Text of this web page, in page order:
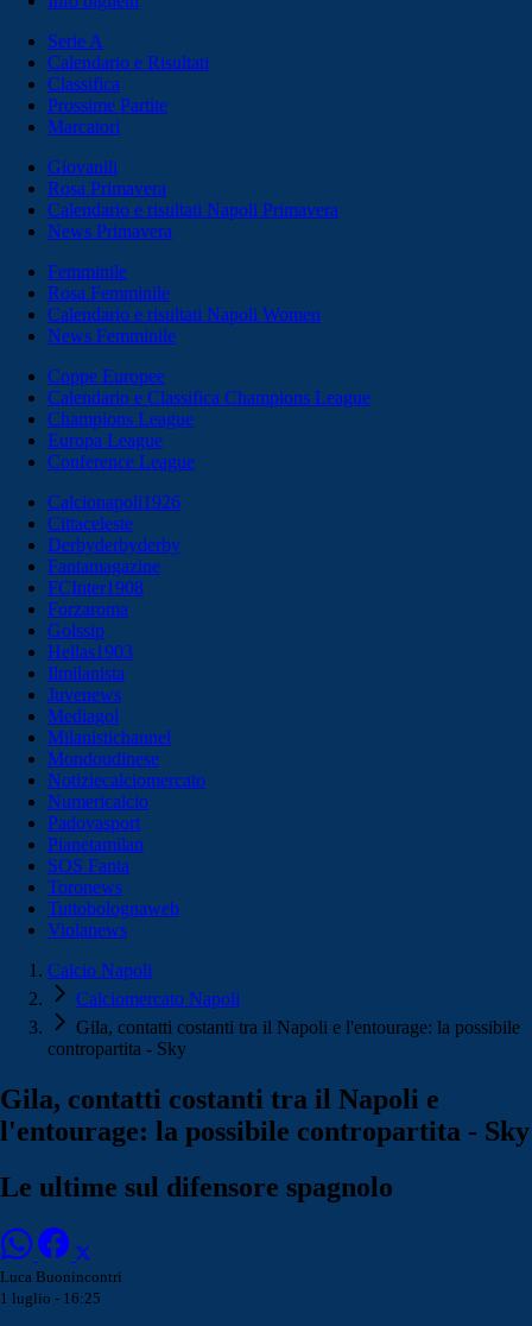
Serie A
Calendario e Risultati
Classifica
Prossime Partite
Marcatori
Giovanili
Rosa Primavera
Calendario e risultati Napoli Primavera
News Primavera
Femminile
Rosa Femminile
Calendario e risultati Napoli Women
News Femminile
Coppe Europee
Calendario e Classifica Champions League
Champions League
Europa League
Conference League
Calcionapoli1926
Cittaceleste
Derbyderbyderby
Fantamagazine
FCInter1908
Forzaroma
Golssip
Hellas1903
Ilmilanista
Juvenews
Mediagol
Milanistichannel
Mondoudinese
Notiziecalciomercato
Numericalcio
Padovasport
Pianetamilan
SOS Fanta
Toronews
Tuttobolognaweb
Violanews
Calcio Napoli
Calciomercato Napoli
Gila, contatti costanti tra il Napoli e l'entourage: la possibile
contropartita - Sky
Gila, contatti costanti tra il Napoli e
l'entourage: la possibile contropartita - Sky
Le ultime sul difensore spagnolo
Luca Buonincontri
1 luglio - 16:25